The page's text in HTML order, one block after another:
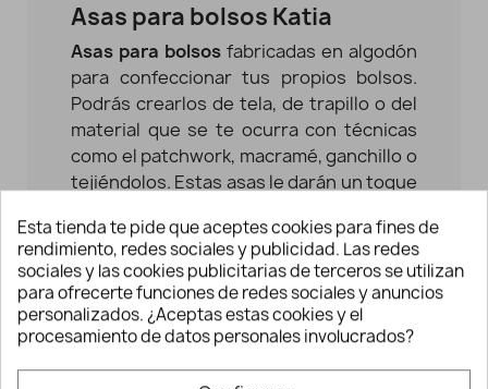
Asas para bolsos Katia
Asas para bolsos fabricadas en algodón
para confeccionar tus propios bolsos.
Podrás crearlos de tela, de trapillo o del
material que se te ocurra con técnicas
como el patchwork, macramé, ganchillo o
tejiéndolos. Estas asas le darán un toque
Completa tus bolsos hechos a mano con
estas prácticas y coloridasasas de
algodón. Fáciles de coser o fijar, estas
resistentes asas de algodón son el
un toque profesional a tus
Esta tienda te pide que aceptes cookies para fines de
rendimiento, redes sociales y publicidad. Las redes
sociales y las cookies publicitarias de terceros se utilizan
para ofrecerte funciones de redes sociales y anuncios
personalizados. ¿Aceptas estas cookies y el
procesamiento de datos personales involucrados?